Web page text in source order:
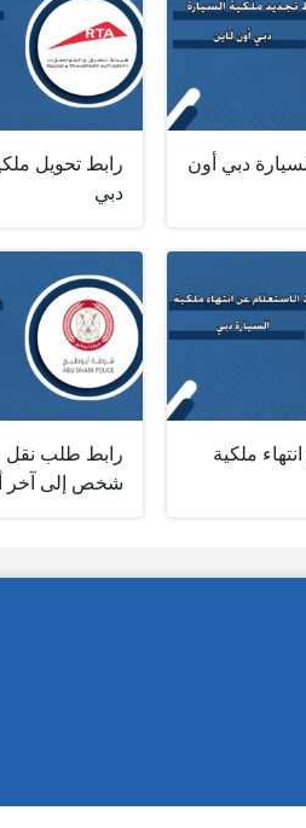
دبي أون
رابط تحويل
دبي
ملكية
رابط طلب نقل
شخص إلى آخر